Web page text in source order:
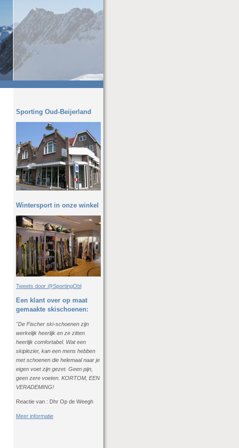
Sporting Oud-Beijerland
Wintersport in onze winkel
Tweets door @SportingObl
Een klant over op maat
gemaakte skischoenen:
"De Fischer ski-schoenen zijn
werkelijk heerlijk en ze zitten
heerlijk comfortabel. Wat een
skiplezier, kan een mens hebben
met schoenen die helemaal naar je
eigen voet zijn gezet. Geen pijn,
geen zere voeten. KORTOM, EEN
VERADEMING!
Reactie van : Dhr Op de Weegh
Meer informatie